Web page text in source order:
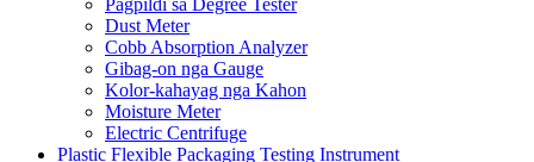
Dust Meter
Cobb Absorption Analyzer
Gibag-on nga Gauge
Kolor-kahayag nga Kahon
Moisture Meter
Electric Centrifuge
Plastic Flexible Packaging Testing Instrument